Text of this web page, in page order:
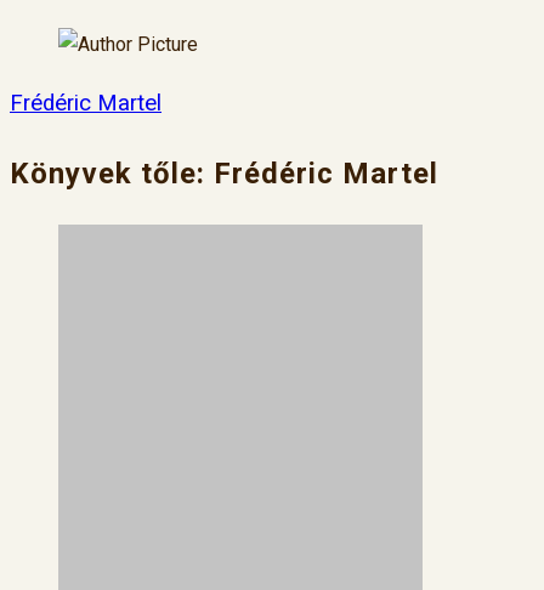
Frédéric Martel
Könyvek tőle: Frédéric Martel